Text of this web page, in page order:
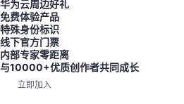
华为云周边好礼
免费体验产品
特殊身份标识
线下官方门票
内部专家零距离
与10000+优质创作者共同成长
立即加入